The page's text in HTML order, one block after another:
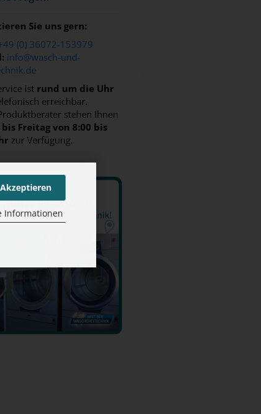
Informationen
Sie uns gern:
(0) 36072-153979
info@wasch-und-
ist rund um die Uhr
erreichbar.
stehen Ihnen
Freitag von 8:00 bis
zur Verfügung.